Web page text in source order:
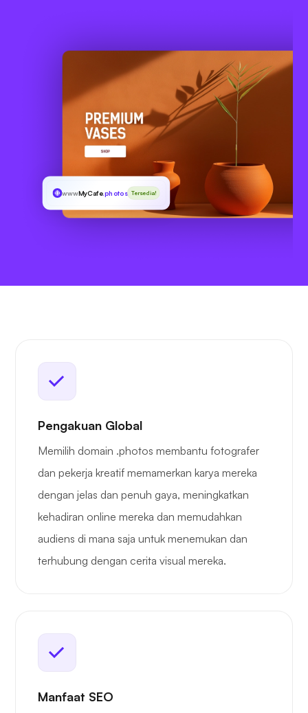
wwwMyCafe.photos Tersedia!
Pengakuan Global
Memilih domain .photos membantu fotografer
dan pekerja kreatif memamerkan karya mereka
dengan jelas dan penuh gaya, meningkatkan
kehadiran online mereka dan memudahkan
audiens di mana saja untuk menemukan dan
terhubung dengan cerita visual mereka.
Manfaat SEO